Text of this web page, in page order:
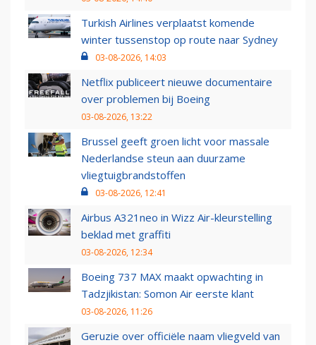
Turkish Airlines verplaatst komende
winter tussenstop op route naar Sydney
03-08-2026, 14:03
Netflix publiceert nieuwe documentaire
over problemen bij Boeing
03-08-2026, 13:22
Brussel geeft groen licht voor massale
Nederlandse steun aan duurzame
vliegtuigbrandstoffen
03-08-2026, 12:41
Airbus A321neo in Wizz Air-kleurstelling
beklad met graffiti
03-08-2026, 12:34
Boeing 737 MAX maakt opwachting in
Tadzjikistan: Somon Air eerste klant
03-08-2026, 11:26
Geruzie over officiële naam vliegveld van